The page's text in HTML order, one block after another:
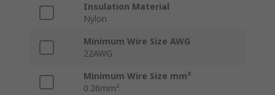
Insulation Material
Nylon
Minimum Wire Size AWG
22AWG
Minimum Wire Size mm²
0.26mm²